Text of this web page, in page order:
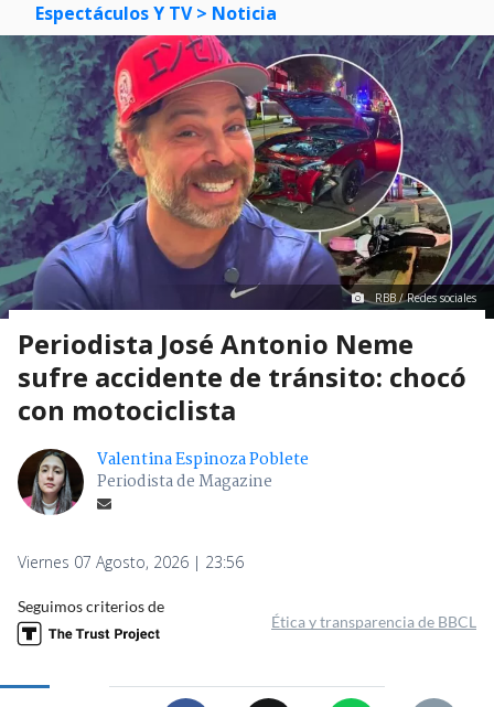
Espectáculos Y TV > Noticia
RBB / Redes sociales
Periodista José Antonio Neme
sufre accidente de tránsito: chocó
con motociclista
Valentina Espinoza Poblete
Periodista de Magazine
Viernes 07 Agosto, 2026 | 23:56
Seguimos criterios de
Ética y transparencia de BBCL